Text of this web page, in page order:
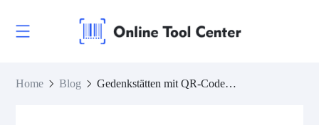
Home Blog Gedenkstätten mit QR-Code-Grabsteinen verschönern: Eine moderne Art, sich an geliebte Menschen zu erinnern